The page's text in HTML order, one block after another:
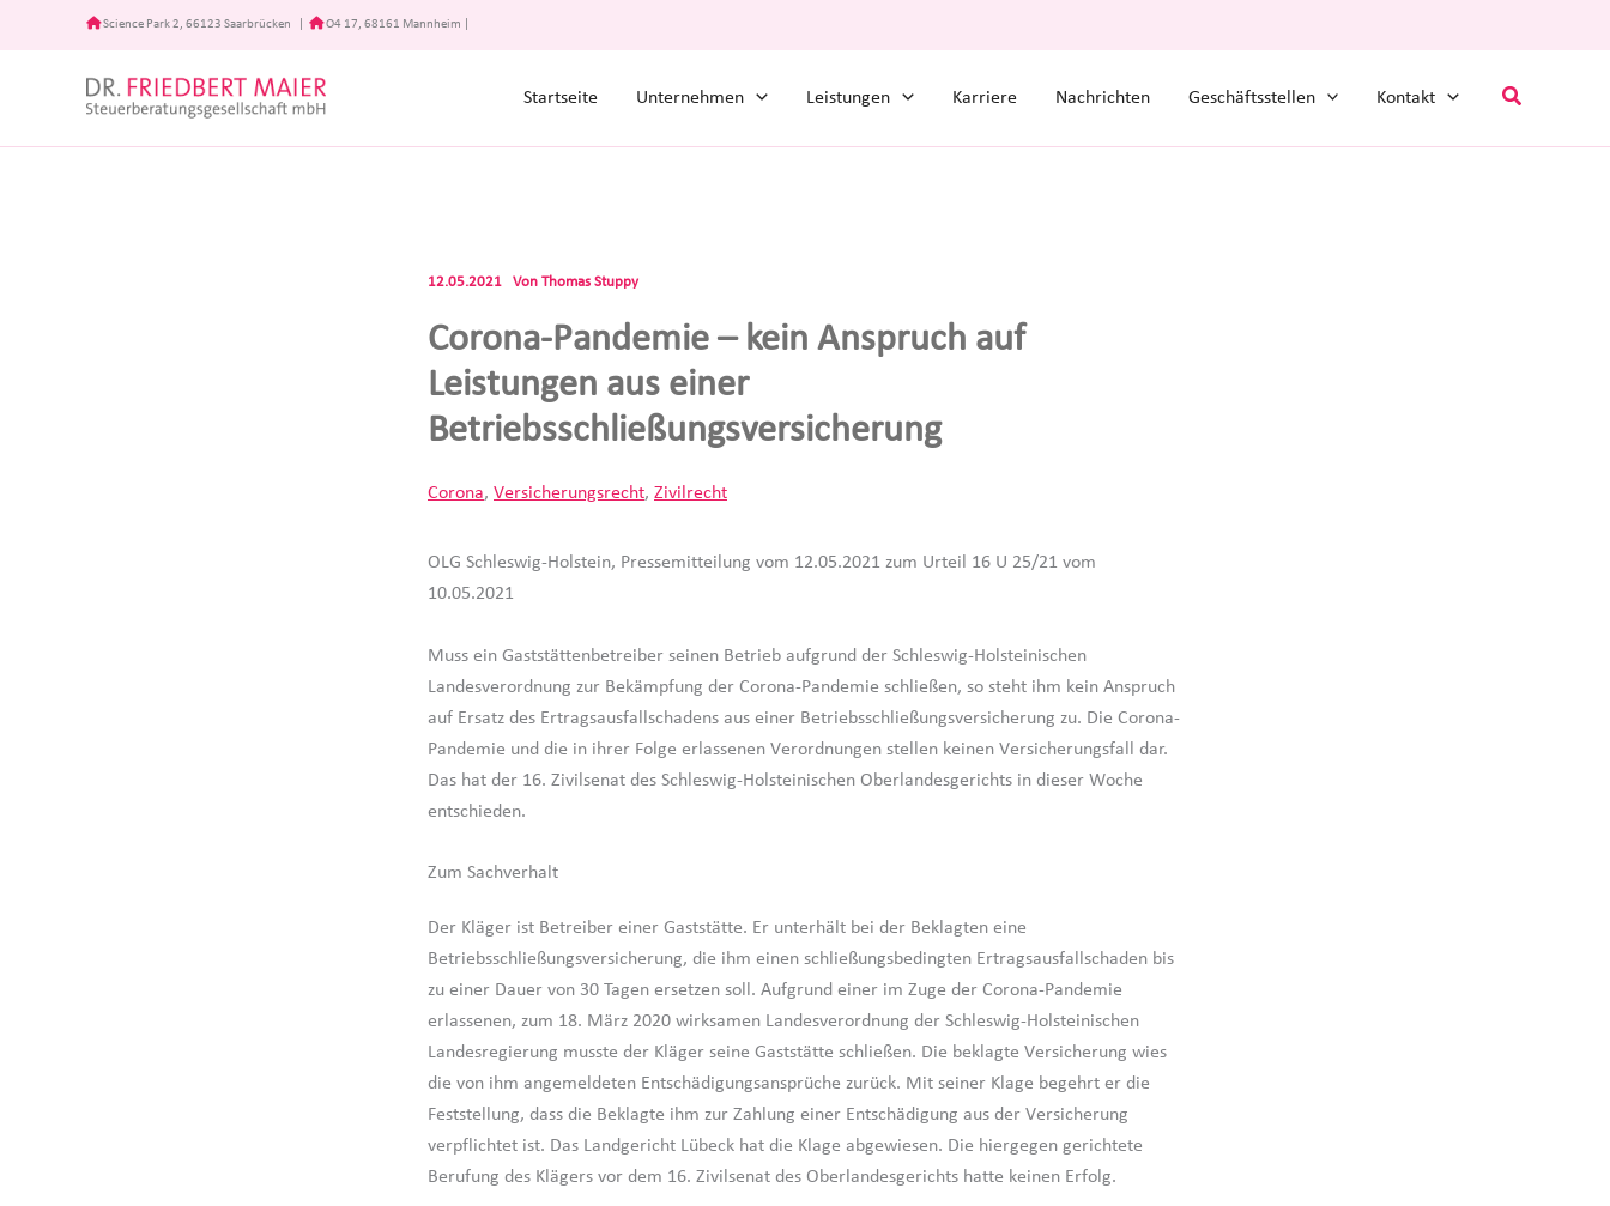
Science Park 2, 66123 Saarbrücken O4 17, 68161 Mannheim
Startseite Unternehmen Leistungen Karriere Nachrichten Geschäftsstellen Kontakt Suchen
12.05.2021 Von Thomas Stuppy
Corona-Pandemie – kein Anspruch auf
Leistungen aus einer
Betriebsschließungsversicherung
Corona, Versicherungsrecht, Zivilrecht
OLG Schleswig-Holstein, Pressemitteilung vom 12.05.2021 zum Urteil 16 U 25/21 vom
10.05.2021
Muss ein Gaststättenbetreiber seinen Betrieb aufgrund der Schleswig-Holsteinischen
Landesverordnung zur Bekämpfung der Corona-Pandemie schließen, so steht ihm kein Anspruch
auf Ersatz des Ertragsausfallschadens aus einer Betriebsschließungsversicherung zu. Die Corona-
Pandemie und die in ihrer Folge erlassenen Verordnungen stellen keinen Versicherungsfall dar.
Das hat der 16. Zivilsenat des Schleswig-Holsteinischen Oberlandesgerichts in dieser Woche
entschieden.
Zum Sachverhalt
Der Kläger ist Betreiber einer Gaststätte. Er unterhält bei der Beklagten eine
Betriebsschließungsversicherung, die ihm einen schließungsbedingten Ertragsausfallschaden bis
zu einer Dauer von 30 Tagen ersetzen soll. Aufgrund einer im Zuge der Corona-Pandemie
erlassenen, zum 18. März 2020 wirksamen Landesverordnung der Schleswig-Holsteinischen
Landesregierung musste der Kläger seine Gaststätte schließen. Die beklagte Versicherung wies
die von ihm angemeldeten Entschädigungsansprüche zurück. Mit seiner Klage begehrt er die
Feststellung, dass die Beklagte ihm zur Zahlung einer Entschädigung aus der Versicherung
verpflichtet ist. Das Landgericht Lübeck hat die Klage abgewiesen. Die hiergegen gerichtete
Berufung des Klägers vor dem 16. Zivilsenat des Oberlandesgerichts hatte keinen Erfolg.